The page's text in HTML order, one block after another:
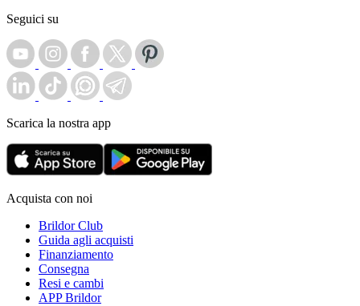
Seguici su
Scarica la nostra app
Acquista con noi
Brildor Club
Guida agli acquisti
Finanziamento
Consegna
Resi e cambi
APP Brildor